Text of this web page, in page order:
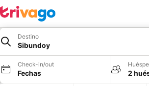
Destino
Sibundoy
Check-in/out
Fechas 2